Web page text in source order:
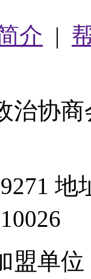
介 |
治协
盟单